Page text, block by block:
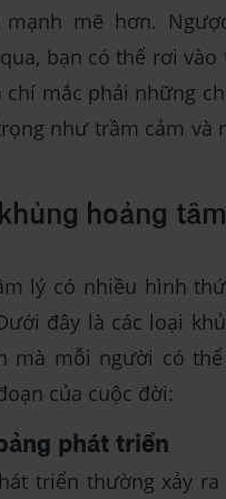
mẽ hơn.
bạn có thể rơi vào
mắc phải những
như trầm cảm và
hoảng
lý có nhiều hình
đây là các loại
mà mỗi người có thể
của cuộc đời:
phát triển
triển thường xảy ra